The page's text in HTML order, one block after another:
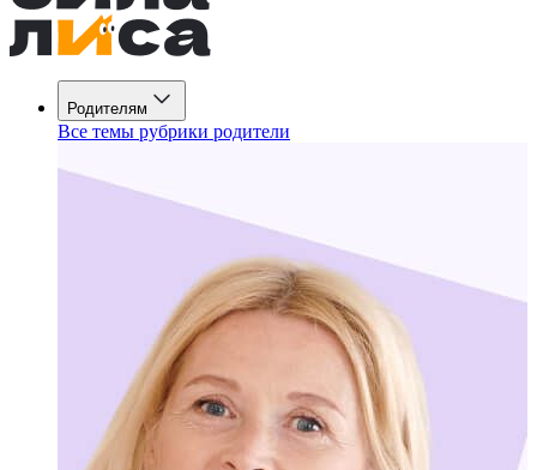
Родителям
Все темы рубрики родители